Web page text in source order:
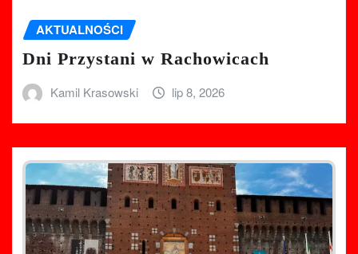
AKTUALNOŚCI
Dni Przystani w Rachowicach
Kamil Krasowski lip 8, 2026